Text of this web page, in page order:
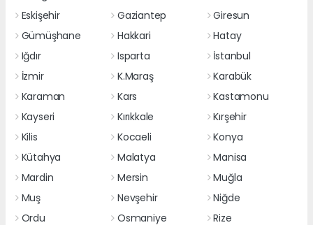
Eskişehir
Gaziantep
Giresun
Gümüşhane
Hakkari
Hatay
Iğdır
Isparta
İstanbul
İzmir
K.Maraş
Karabük
Karaman
Kars
Kastamonu
Kayseri
Kırıkkale
Kırşehir
Kilis
Kocaeli
Konya
Kütahya
Malatya
Manisa
Mardin
Mersin
Muğla
Muş
Nevşehir
Niğde
Ordu
Osmaniye Rize